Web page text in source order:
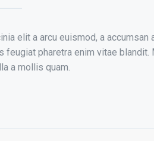
elit a arcu euismod, a accumsan
feugiat pharetra enim vitae blandit.
a mollis quam.